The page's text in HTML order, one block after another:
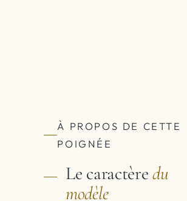
À PROPOS DE CETTE
POIGNÉE
Le caractèredu
modèle